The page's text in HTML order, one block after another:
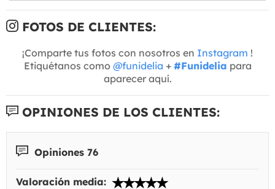
FOTOS DE CLIENTES:
¡Comparte tus fotos con nosotros en Instagram !
Etiquétanos como @funidelia + #Funidelia para
aparecer aquí.
OPINIONES DE LOS CLIENTES:
Opiniones 76
Valoración media: